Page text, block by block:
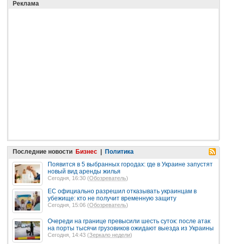
Реклама
Последние новости Бизнес | Политика
Появится в 5 выбранных городах: где в Украине запустят
новый вид аренды жилья
Сегодня, 16:30 (Обозреватель)
ЕС официально разрешил отказывать украинцам в
убежище: кто не получит временную защиту
Сегодня, 15:06 (Обозреватель)
Очереди на границе превысили шесть суток: после атак
на порты тысячи грузовиков ожидают выезда из Украины
Сегодня, 14:43 (Зеркало недели)